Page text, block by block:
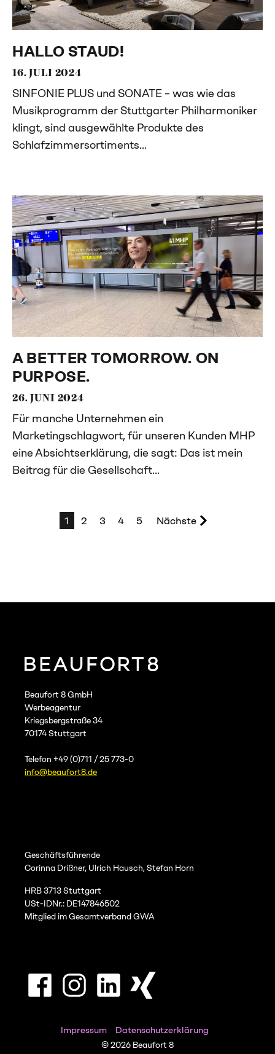
HALLO STAUD!
16. JULI 2024
SINFONIE PLUS und SONATE – was wie das
Musikprogramm der Stuttgarter Philharmoniker
klingt, sind ausgewählte Produkte des
Schlafzimmersortiments...
A BETTER TOMORROW. ON
PURPOSE.
26. JUNI 2024
Für manche Unternehmen ein
Marketingschlagwort, für unseren Kunden MHP
eine Absichtserklärung, die sagt: Das ist mein
Beitrag für die Gesellschaft...
1 2 3 4 5 Nächste
Beaufort 8 GmbH
Werbeagentur
Kriegsbergstraße 34
70174 Stuttgart
Telefon +49 (0)711 / 25 773-0
info@beaufort8.de
Geschäftsführende
Corinna Drißner, Ulrich Hausch, Stefan Horn
HRB 3713 Stuttgart
USt-IDNr.: DE147846502
Mitglied im Gesamtverband GWA
Impressum Datenschutzerklärung
© 2026 Beaufort 8